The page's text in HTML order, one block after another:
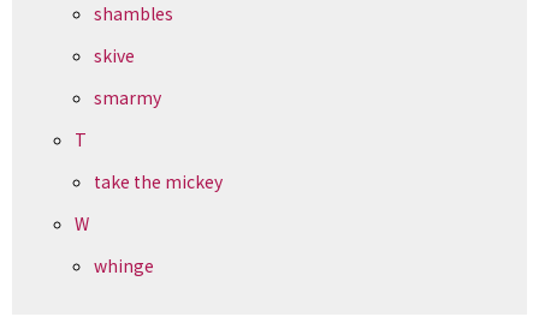
shambles
skive
smarmy
T
take the mickey
W
whinge